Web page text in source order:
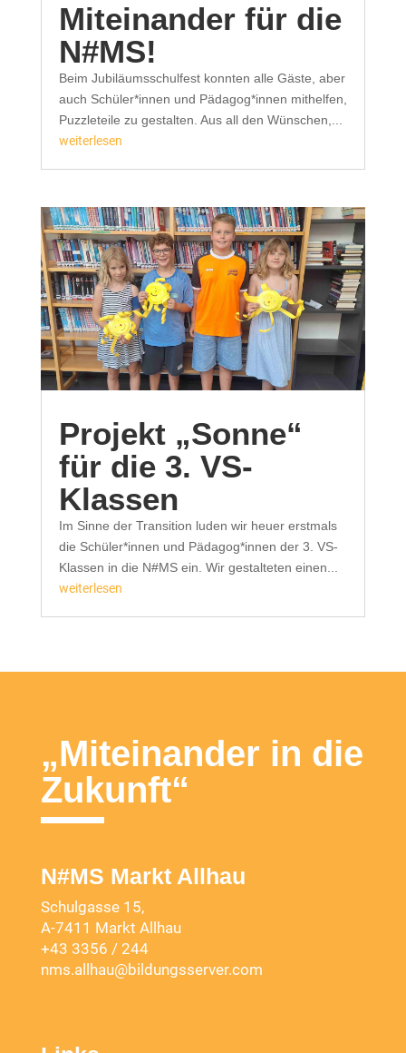
Miteinander für die
N#MS!
Beim Jubiläumsschulfest konnten alle Gäste, aber
auch Schüler*innen und Pädagog*innen mithelfen,
Puzzleteile zu gestalten. Aus all den Wünschen,...
weiterlesen
Projekt „Sonne“
für die 3. VS-
Klassen
Im Sinne der Transition luden wir heuer erstmals
die Schüler*innen und Pädagog*innen der 3. VS-
Klassen in die N#MS ein. Wir gestalteten einen...
weiterlesen
„Miteinander in die
Zukunft“
N#MS Markt Allhau
Schulgasse 15,
A-7411 Markt Allhau
+43 3356 / 244
nms.allhau@bildungsserver.com